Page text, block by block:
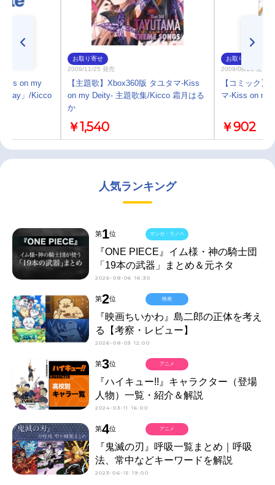
on my
day」/Kicco
お取り寄せ
2009/11/25 発売
【主題歌】Xbox360版 タユタマ-Kiss
on my Deity- 主題歌集/Kicco 霜月はる
か
￥1,540
お取り寄せ
2009/08/26 発売
【コミック】
マ-Kiss on my
￥902
人気ランキング
第1位
『ONE PIECE』イム様・神の騎士団
「19本の武器」まとめ＆元ネタ
2026-08-06 16:30
マンガ・ラノベ
第2位
『映画ちいかわ』島二郎の正体を考え
る【考察・レビュー】
2026-08-03 12:00
映画
第3位
『ハイキュー!!』キャラクター（登場
人物）一覧・紹介＆解説
2024-03-11 16:00
アニメ
第4位
『鬼滅の刃』呼吸一覧まとめ｜呼吸
法、常中などキーワードを解説
2023-06-15 19:00
アニメ